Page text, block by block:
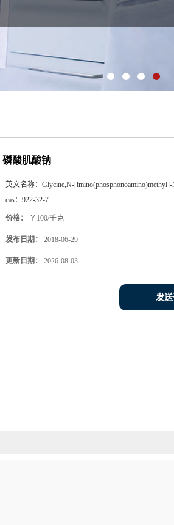
磷酸肌酸钠
英文名称： Glycine,N-
cas： 922-32-7
价格： ￥100/千克
发布日期： 2018-06-29
更新日期： 2026-08-03
发